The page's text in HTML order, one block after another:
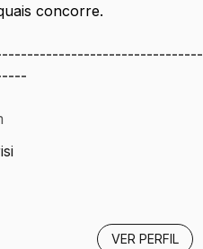
concorre.
VER PERFIL